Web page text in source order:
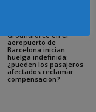
Groundforce en el
aeropuerto de
Barcelona inician
huelga indefinida:
¿pueden los pasajeros
afectados reclamar
compensación?